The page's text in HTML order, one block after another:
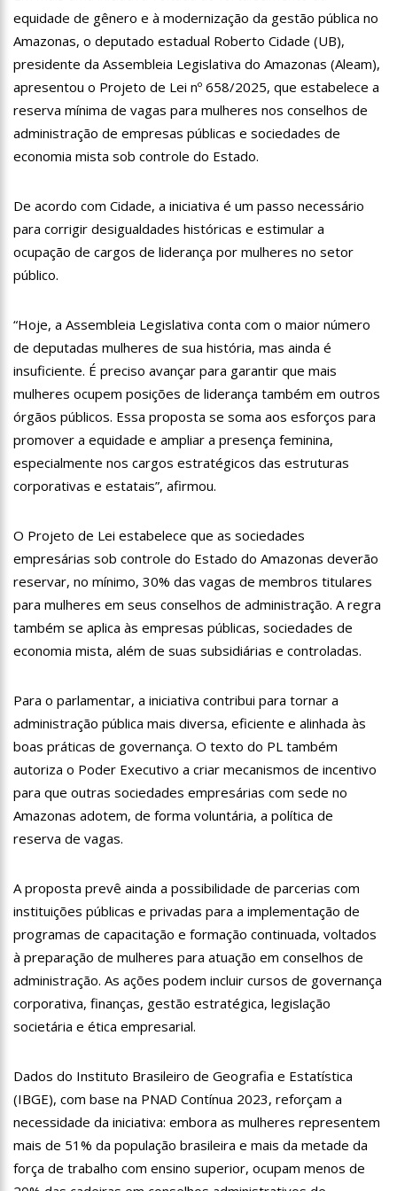
13:07
Greve de ônibus é suspensa a pedido do prefeito de
Manaus
12:55 PIB do Japão registra crescimento pela primeira vez em 3
trimestres
12:49 Anitta diz que ficou dez meses sem sexo e revela como se
sentiu
12:37 Agenor Tupinambá fala sobre namoro com Lucas: “Não
houve traição”
14:56 Vídeo: Reação de Ana Clara após não pegar buquê em
casamento viraliza: “Filho da put*! Nojento!”
14:52 Procon-AM orienta população que Lei do Troco é válida e
deve ser respeitada
11:52 Petrobras anuncia nova política de preços de combustíveis
11:36 Acusado de divulgar fotos de corpo de Marília Mendonça e
de outros artistas mortos vira réu
11:28
Casal é surpreendido com gravidez de sêxtuplos e pai ‘passa
mal’
11:22
UEA e Sejusc lançam cursos de capacitação para
atendimento a Pessoas com Deficiência
11:09 Bruna Biancardi ganha mimo de R$ 820 de Neymar: ‘Se fez
14:30
Wilson Lima entrega Caimi Ada Rodrigues Viana revitalizado
à população idosa da zona oeste
14:25
Confira quais bairros de Manaus ficarão sem energia nesta
segunda-feira (15)
14:17 Motoristas de aplicativo entram em greve em todo o Brasil
14:10 Após matar colegas, policial grava vídeo: “Te vejo no inferno”;
explodir
13:35 Mulher morre atropelada a caminho do trabalho em Manaus
13:05 Cultura Manaus: 21ª Semana Nacional de Museus conta com
vasta programação em nove espaços culturais
Agenor Tupinambá tem primeiro encontro com namorado
após um ano de relacionamento a distância
13:03
Prefeitura de Manaus realiza 1ª Feira Folclórica no Centro
12:56 OMS declara fim da emergência em saúde por mpox
Fornecedores entram com pedido de falência das lojas
Marisa
11:19 Secretaria de Fazenda alerta para golpes com pagamento
falso de IPVA por Pix
10:58 Idosa comemora 107 anos com festa temática da Barbie e
encanta web
Ex-noivo de Marília Mendonça choca fãs com homenagem a
ela em seu casamento
10:15 Aos 43 anos, mulher com deficiência contrata jovem para
fazer sexo pela primeira vez
12:56
Virginia Fonseca mente sobre avião e Zé Felipe enfrenta
crise na carreira
equidade de gênero e à modernização da gestão pública no
Amazonas, o deputado estadual Roberto Cidade (UB),
presidente da Assembleia Legislativa do Amazonas (Aleam),
apresentou o Projeto de Lei nº 658/2025, que estabelece a
reserva mínima de vagas para mulheres nos conselhos de
administração de empresas públicas e sociedades de
economia mista sob controle do Estado.
De acordo com Cidade, a iniciativa é um passo necessário
para corrigir desigualdades históricas e estimular a
ocupação de cargos de liderança por mulheres no setor
público.
“Hoje, a Assembleia Legislativa conta com o maior número
de deputadas mulheres de sua história, mas ainda é
insuficiente. É preciso avançar para garantir que mais
mulheres ocupem posições de liderança também em outros
órgãos públicos. Essa proposta se soma aos esforços para
promover a equidade e ampliar a presença feminina,
especialmente nos cargos estratégicos das estruturas
corporativas e estatais”, afirmou.
O Projeto de Lei estabelece que as sociedades
empresárias sob controle do Estado do Amazonas deverão
reservar, no mínimo, 30% das vagas de membros titulares
para mulheres em seus conselhos de administração. A regra
também se aplica às empresas públicas, sociedades de
economia mista, além de suas subsidiárias e controladas.
Para o parlamentar, a iniciativa contribui para tornar a
administração pública mais diversa, eficiente e alinhada às
boas práticas de governança. O texto do PL também
autoriza o Poder Executivo a criar mecanismos de incentivo
para que outras sociedades empresárias com sede no
Amazonas adotem, de forma voluntária, a política de
reserva de vagas.
A proposta prevê ainda a possibilidade de parcerias com
instituições públicas e privadas para a implementação de
programas de capacitação e formação continuada, voltados
à preparação de mulheres para atuação em conselhos de
administração. As ações podem incluir cursos de governança
corporativa, finanças, gestão estratégica, legislação
societária e ética empresarial.
Dados do Instituto Brasileiro de Geografia e Estatística
(IBGE), com base na PNAD Contínua 2023, reforçam a
necessidade da iniciativa: embora as mulheres representem
mais de 51% da população brasileira e mais da metade da
força de trabalho com ensino superior, ocupam menos de